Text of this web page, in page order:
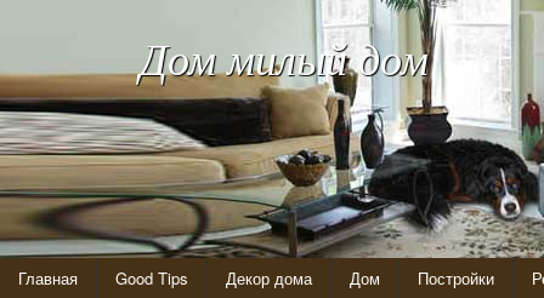
Дом милый дом
Главная Good Tips Декор дома Дом Постройки